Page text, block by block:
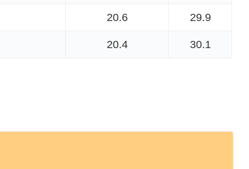
20.6 29.9
20.4 30.1